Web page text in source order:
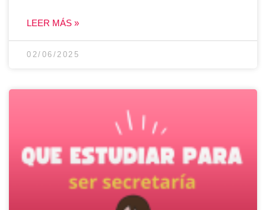
LEER MÁS »
02/06/2025